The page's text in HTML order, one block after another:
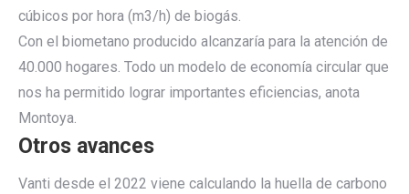
cúbicos por hora (m3/h) de biogás.
Con el biometano producido alcanzaría para la atención de
40.000 hogares. Todo un modelo de economía circular que
nos ha permitido lograr importantes eficiencias, anota
Montoya.
Otros avances
Vanti desde el 2022 viene calculando la huella de carbono